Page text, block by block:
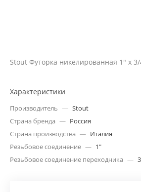
Stout Футорка никелированная 1" х
Характеристики
Производитель — Stout
Страна бренда — Россия
Страна производства — Италия
Резьбовое соединение — 1"
Резьбовое соединение переходника —